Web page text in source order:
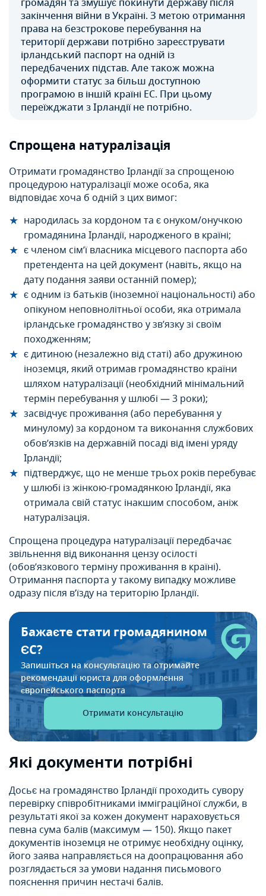
закінчення війни в Україні. З метою отримання
права на безстрокове перебування на
території держави потрібно зареєструвати
ірландський паспорт на одній із
передбачених підстав. Але також можна
оформити статус за більш доступною
програмою в іншій країні ЕС. При цьому
переїжджати з Ірландії не потрібно.
Спрощена натуралізація
Отримати громадянство Ірландії за спрощеною
процедурою натуралізації може особа, яка
відповідає хоча б одній з цих вимог:
народилась за кордоном та є онуком/онучкою
громадянина Ірландії, народженого в країні;
є членом сім’ї власника місцевого паспорта або
претендента на цей документ (навіть, якщо на
дату подання заяви останній помер);
є одним із батьків (іноземної національності) або
опікуном неповнолітньої особи, яка отримала
ірландське громадянство у зв’язку зі своїм
походженням;
є дитиною (незалежно від статі) або дружиною
іноземця, який отримав громадянство країни
шляхом натуралізації (необхідний мінімальний
термін перебування у шлюбі — 3 роки);
засвідчує проживання (або перебування у
минулому) за кордоном та виконання службових
обов’язків на державній посаді від імені уряду
Ірландії;
підтверджує, що не менше трьох років перебуває
у шлюбі із жінкою-громадянкою Ірландії, яка
отримала свій статус інакшим способом, аніж
натуралізація.
Спрощена процедура натуралізації передбачає
звільнення від виконання цензу осілості
(обов’язкового терміну проживання в країні).
Отримання паспорта у такому випадку можливе
одразу після в’їзду на територію Ірландії.
Бажаєте стати громадянином
ЄС?
Запишіться на консультацію та отримайте
рекомендаціїюриста для оформлення
європейського паспорта
Отримати консультацію
Які документи потрібні
Досьє на громадянство Ірландії проходить сувору
перевірку співробітниками імміграційної служби, в
результаті якої за кожен документ нараховується
певна сума балів (максимум — 150). Якщо пакет
документів іноземця не отримує необхідну оцінку,
його заява направляється на доопрацювання або
розглядається за умови надання письмового
пояснення причин нестачі балів.